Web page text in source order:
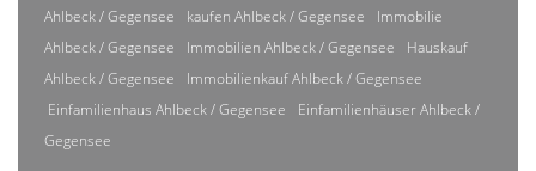
Ahlbeck / Gegensee
kaufen Ahlbeck / Gegensee
Immobilie
Ahlbeck / Gegensee
Immobilien Ahlbeck / Gegensee
Hauskauf
Ahlbeck / Gegensee
Immobilienkauf Ahlbeck / Gegensee
Einfamilienhaus Ahlbeck / Gegensee
Einfamilienhäuser Ahlbeck /
Gegensee